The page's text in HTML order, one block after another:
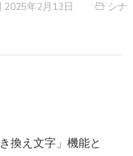
2025年2月13日
シナ
換え文字」機能と